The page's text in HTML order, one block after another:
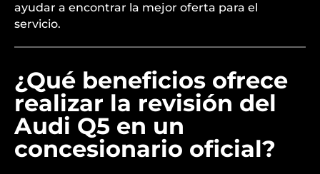
ayudar a encontrar la mejor oferta para el
servicio.
¿Qué beneficios ofrece
realizar la revisión del
Audi Q5 en un
concesionario oficial?